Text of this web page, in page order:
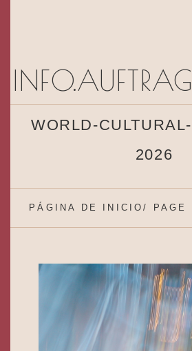
WORLD-
2026
PÁGINA DE INICIO/ PAGE